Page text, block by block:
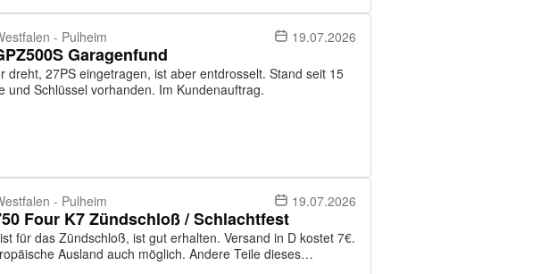
- Pulheim 19.07.2026
Garagenfund
dreht, 27PS eingetragen, ist aber entdrosselt. Stand seit 15
und Schlüssel vorhanden. Im Kundenauftrag.
- Pulheim 19.07.2026
Four K7 Zündschloß / Schlachtfest
für das Zündschloß, ist gut erhalten. Versand in D kostet 7€.
Ausland auch möglich. Andere Teile dieses
anfragen! Bezahlung kann per PayPal an Freunde, oder per